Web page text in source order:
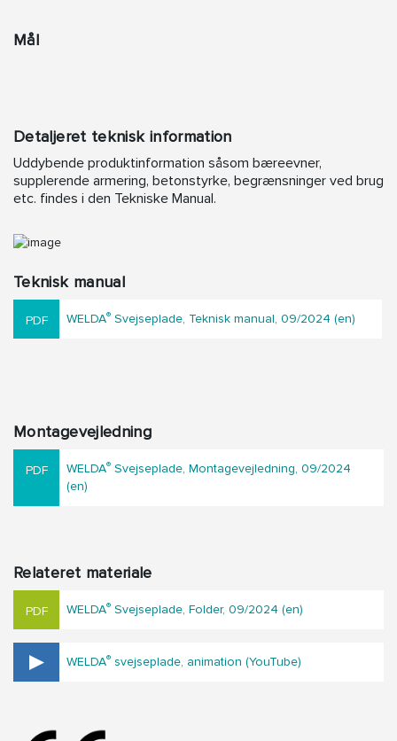
Mål
Detaljeret teknisk information
Uddybende produktinformation såsom bæreevner,
supplerende armering, betonstyrke, begrænsninger ved brug
etc. findes i den Tekniske Manual.
Teknisk manual
WELDA® Svejseplade, Teknisk manual, 09/2024 (en)
Montagevejledning
WELDA® Svejseplade, Montagevejledning, 09/2024
(en)
Relateret materiale
WELDA® Svejseplade, Folder, 09/2024 (en)
WELDA® svejseplade, animation (YouTube)